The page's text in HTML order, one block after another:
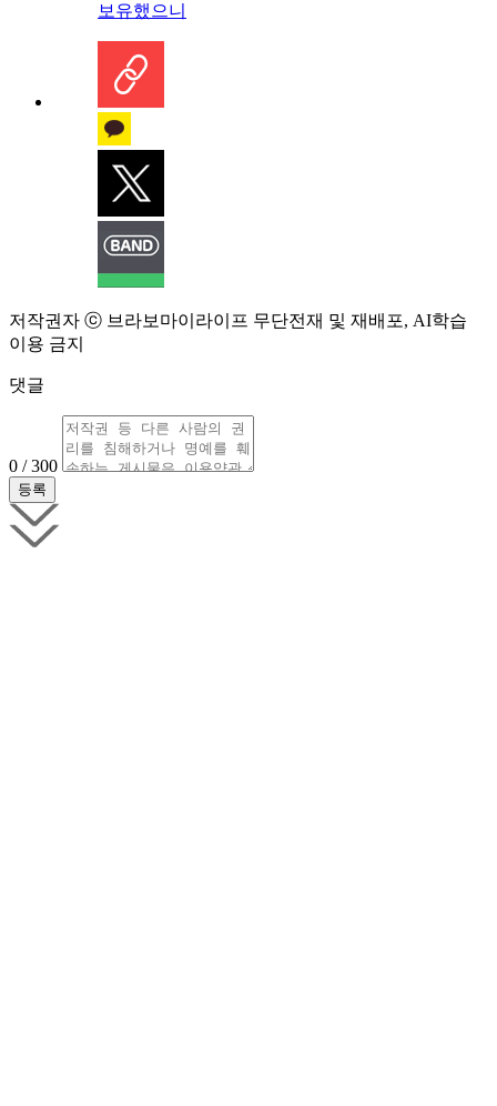
보유했으니
저작권자 ⓒ 브라보마이라이프 무단전재 및 재배포, AI학습
이용 금지
댓글
0 / 300